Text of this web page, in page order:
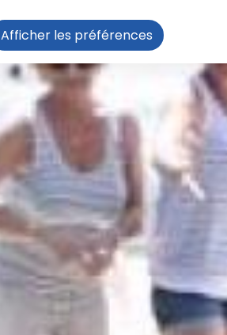
Afficher les préférences